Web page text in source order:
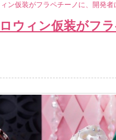
ン仮装がフラペチーノに、開発者
ウィン仮装がフ